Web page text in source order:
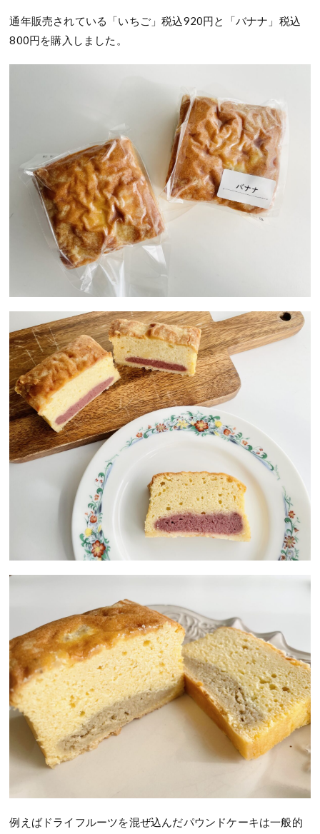
通年販売されている「いちご」税込920円と「バナナ」税込
800円を購入しました。
例えばドライフルーツを混ぜ込んだパウンドケーキは一般的